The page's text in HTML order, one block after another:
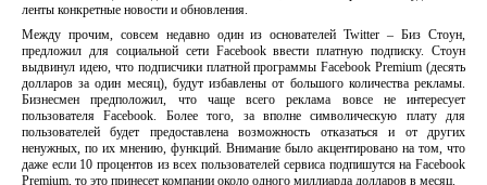
ленты конкретные новости и обновления.
Между прочим, совсем недавно один из основателей Twitter – Биз Стоун,
предложил для социальной сети Facebook ввести платную подписку. Стоун
выдвинул идею, что подписчики платной программы Facebook Premium (десять
долларов за один месяц), будут избавлены от большого количества рекламы.
Бизнесмен предположил, что чаще всего реклама вовсе не интересует
пользователя Facebook. Более того, за вполне символическую плату для
пользователей будет предоставлена возможность отказаться и от других
ненужных, по их мнению, функций. Внимание было акцентировано на том, что
даже если 10 процентов из всех пользователей сервиса подпишутся на Facebook
Premium, то это принесет компании около одного миллиарда долларов в месяц.